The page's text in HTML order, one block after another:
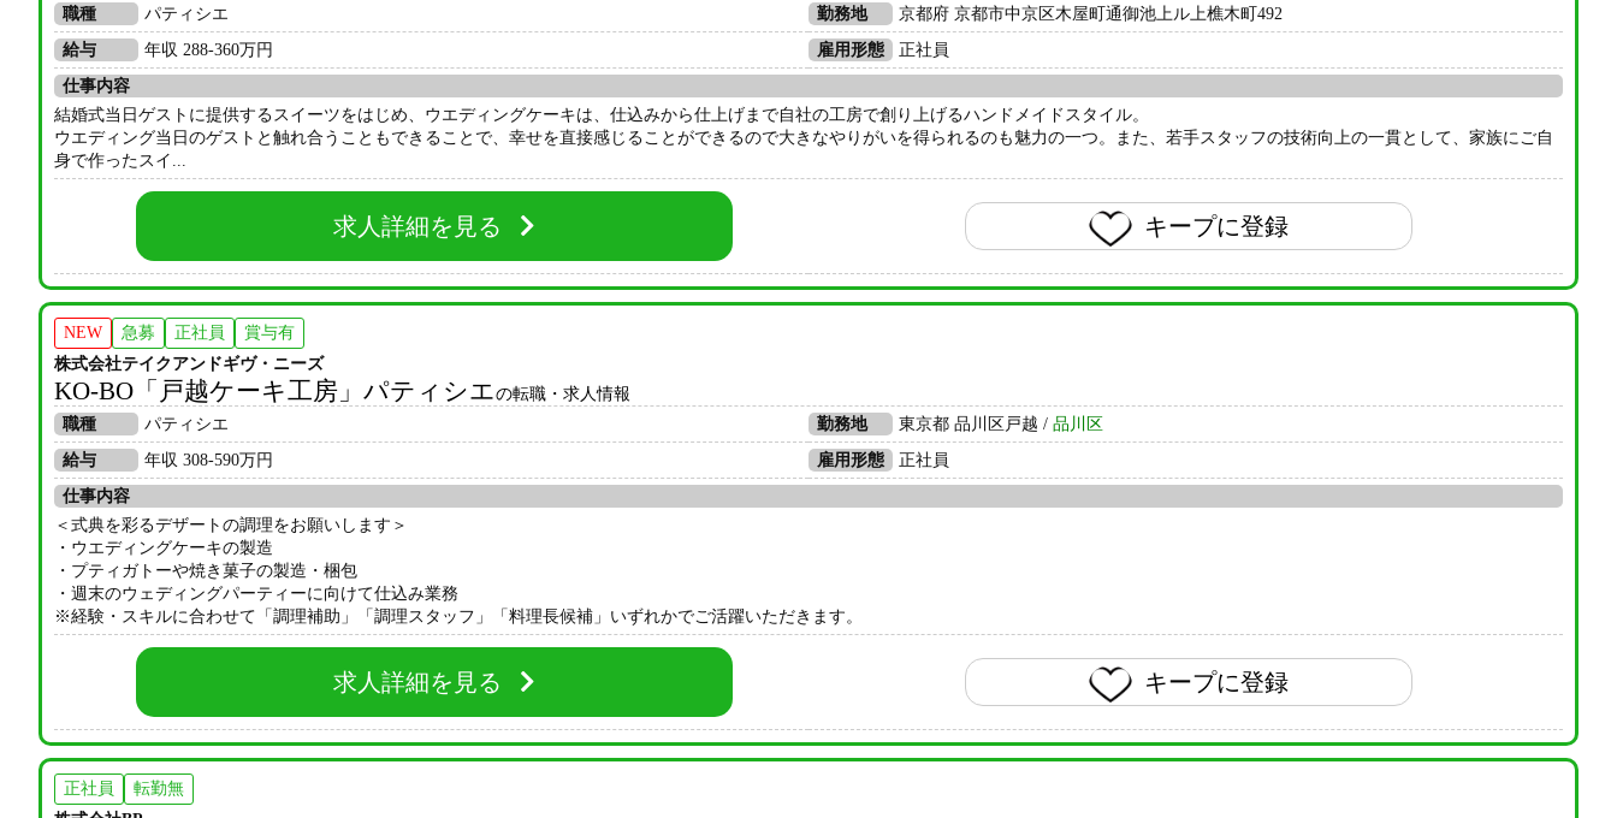
職種
パティシエ 勤務地
京都府 京都市中京区木屋町通御池上ル上樵木町492
給与
年収 288-360万円 雇用形態
正社員
仕事内容
結婚式当日ゲストに提供するスイーツをはじめ、ウエディングケーキは、仕込みから仕上げまで自社の工房で創り上げるハンドメイドスタイル。
ウエディング当日のゲストと触れ合うこともできることで、幸せを直接感じることができるので大きなやりがいを得られるのも魅力の一つ。また、若手スタッフの技術向上の一貫として、家族にご自
身で作ったスイ...
求人詳細を見る キープに登録
NEW 急募 正社員
賞与有
株式会社テイクアンドギヴ・ニーズ
KO-BO「戸越ケーキ工房」パティシエの転職・求人情報
職種
パティシエ 勤務地 東京都 品川区戸越 / 品川区
給与
年収 308-590万円 雇用形態
正社員
仕事内容
＜式典を彩るデザートの調理をお願いします＞
・ウエディングケーキの製造
・プティガトーや焼き菓子の製造・梱包
・週末のウェディングパーティーに向けて仕込み業務
※経験・スキルに合わせて「調理補助」「調理スタッフ」「料理長候補」いずれかでご活躍いただきます。
求人詳細を見る キープに登録
正社員
転勤無